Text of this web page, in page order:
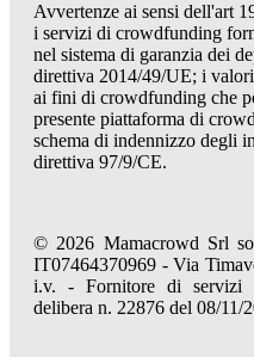
Avvertenze ai sensi dell'art
i servizi di crowdfunding
nel sistema di garanzia dei
direttiva 2014/49/UE; i
ai fini di crowdfunding che
presente piattaforma di
schema di indennizzo degli
direttiva 97/9/CE.
© 2026 Mamacrowd Srl
IT07464370969 - Via
i.v. - Fornitore di servizi
delibera n. 22876 del 08/11/